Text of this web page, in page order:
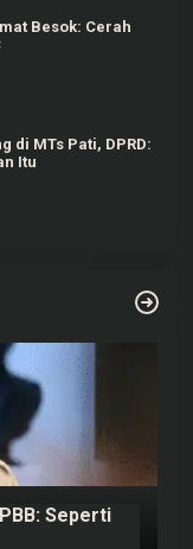
Besok: Cerah
di MTs Pati, DPRD:
Itu
Seperti